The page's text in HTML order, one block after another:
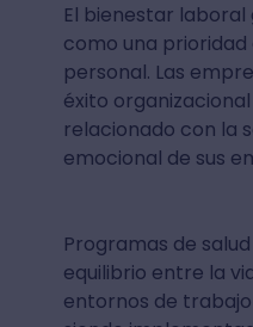
El bienestar
como una
personal. Las
éxito
relacionado con la
emocional de sus
Programas de
equilibrio entre la
entornos de